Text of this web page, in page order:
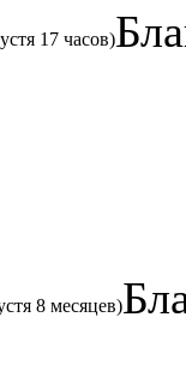
17 часов)
8 месяцев)